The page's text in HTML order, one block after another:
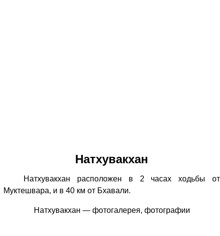
Натхувакхан
Натхувакхан расположен в 2 часах ходьбы от
Муктешвара, и в 40 км от Бхавали.
Натхувакхан — фотогалерея, фотографии